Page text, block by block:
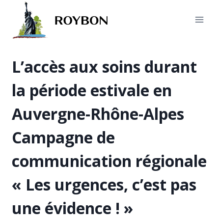
contenu
L’accès aux soins durant
la période estivale en
Auvergne-Rhône-Alpes
Campagne de
communication régionale
« Les urgences, c’est pas
une évidence ! »